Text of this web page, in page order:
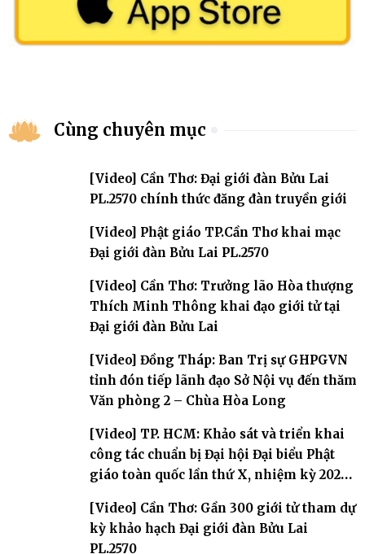
Cùng chuyên mục
[Video] Cần Thơ: Đại giới đàn Bửu Lai
PL.2570 chính thức đăng đàn truyền giới
[Video] Phật giáo TP.Cần Thơ khai mạc
Đại giới đàn Bửu Lai PL.2570
[Video] Cần Thơ: Trưởng lão Hòa thượng
Thích Minh Thông khai đạo giới tử tại
Đại giới đàn Bửu Lai
[Video] Đồng Tháp: Ban Trị sự GHPGVN
tỉnh đón tiếp lãnh đạo Sở Nội vụ đến thăm
Văn phòng 2 – Chùa Hòa Long
[Video] TP. HCM: Khảo sát và triển khai
công tác chuẩn bị Đại hội Đại biểu Phật
giáo toàn quốc lần thứ X, nhiệm kỳ 2026-
[Video] Cần Thơ: Gần 300 giới tử tham dự
kỳ khảo hạch Đại giới đàn Bửu Lai
PL.2570